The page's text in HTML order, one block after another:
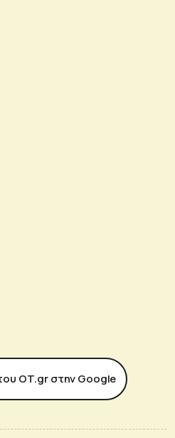
ΟΤ.gr στην Google